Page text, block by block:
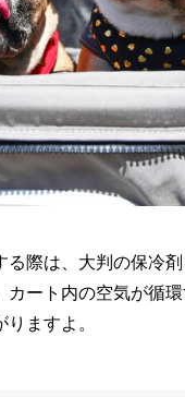
際は、大判の保冷
ート内の空気が循
ますよ。